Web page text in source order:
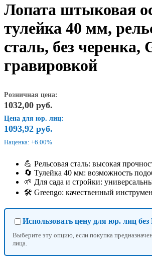
Лопата штыковая
тулейка 40 мм,
сталь, без черенка,
гравировкой
Розничная цена:
1032,00 руб.
Цена для юр. лиц:
1093,92 руб.
Наценка: +6.00%
💪 Рельсовая сталь: высокая
🔄 Тулейка 40 мм: возможность
🌱 Для сада и стройки:
🛠 Greengo: качественный
Использовать цену для юр. лиц
Выберите эту опцию, если покупка
лица.